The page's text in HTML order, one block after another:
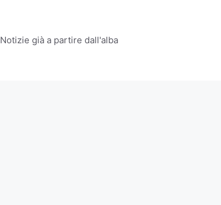
Notizie già a partire dall'alba